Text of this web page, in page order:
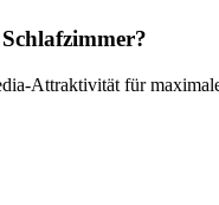
Attraktivität für